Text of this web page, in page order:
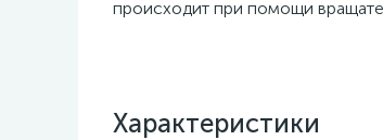
происходит при помощи
Характеристики